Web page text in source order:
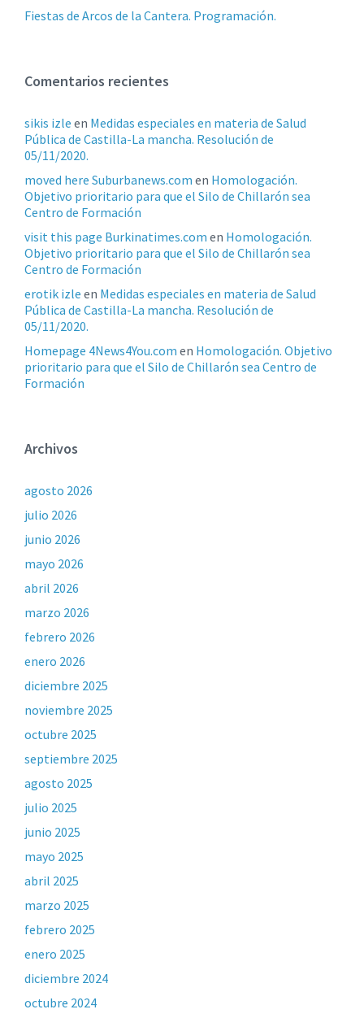
Fiestas de Arcos de la Cantera. Programación.
Comentarios recientes
sikis izle en Medidas especiales en materia de Salud
Pública de Castilla-La mancha. Resolución de
05/11/2020.
moved here Suburbanews.com en Homologación.
Objetivo prioritario para que el Silo de Chillarón sea
Centro de Formación
visit this page Burkinatimes.com en Homologación.
Objetivo prioritario para que el Silo de Chillarón sea
Centro de Formación
erotik izle en Medidas especiales en materia de Salud
Pública de Castilla-La mancha. Resolución de
05/11/2020.
Homepage 4News4You.com en Homologación. Objetivo
prioritario para que el Silo de Chillarón sea Centro de
Formación
Archivos
agosto 2026
julio 2026
junio 2026
mayo 2026
abril 2026
marzo 2026
febrero 2026
enero 2026
diciembre 2025
noviembre 2025
octubre 2025
septiembre 2025
agosto 2025
julio 2025
junio 2025
mayo 2025
abril 2025
marzo 2025
febrero 2025
enero 2025
diciembre 2024
octubre 2024